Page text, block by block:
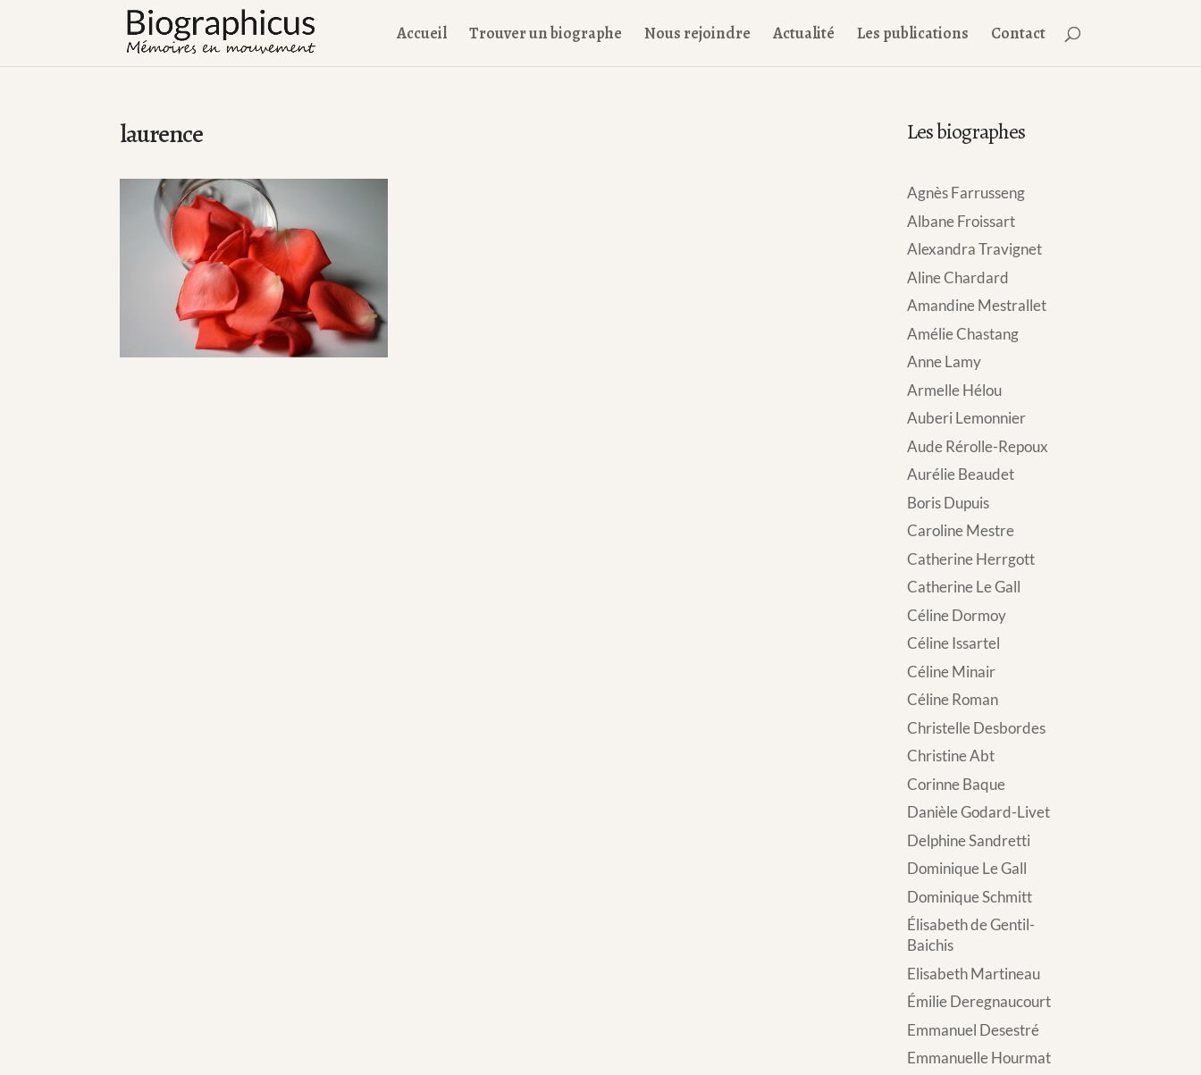
Accueil Trouver un biographe Nous rejoindre Actualité Les publications Contact
laurence Les biographes
Agnès Farrusseng
Albane Froissart
Alexandra Travignet
Aline Chardard
Amandine Mestrallet
Amélie Chastang
Anne Lamy
Armelle Hélou
Auberi Lemonnier
Aude Rérolle-Repoux
Aurélie Beaudet
Boris Dupuis
Caroline Mestre
Catherine Herrgott
Catherine Le Gall
Céline Dormoy
Céline Issartel
Céline Minair
Céline Roman
Christelle Desbordes
Christine Abt
Corinne Baque
Danièle Godard-Livet
Delphine Sandretti
Dominique Le Gall
Dominique Schmitt
Élisabeth de Gentil-
Baichis
Elisabeth Martineau
Émilie Deregnaucourt
Emmanuel Desestré
Emmanuelle Hourmat